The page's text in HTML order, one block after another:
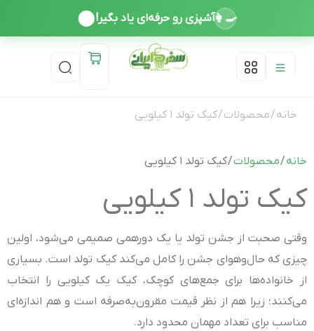
👩‍🍳آشپزی رو حرفه‌ای یاد بگیر!
خانه/محصولات/ کیک تولد ۱ کیلویی
خانه/محصولات/ کیک تولد ۱ کیلویی
کیک تولد ۱ کیلویی
وقتی صحبت از جشن تولد یا یک دورهمی صمیمی می‌شود، اولین
چیزی که حال‌وهوای جشن را کامل می‌کند کیک تولد است. بسیاری
از خانواده‌ها برای جمع‌های کوچک، کیک یک کیلویی را انتخاب
می‌کنند؛ زیرا هم از نظر قیمت مقرون‌به‌صرفه است و هم اندازه‌ای
مناسب برای تعداد مهمان محدود دارد.